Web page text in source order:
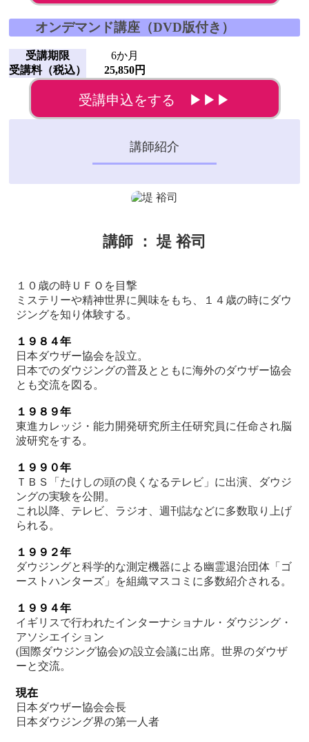
オンデマンド講座（DVD版付き）
受講期限
6か月
受講料（税込）
25,850円
受講申込をする ▶▶▶
講師紹介
講師 ： 堤 裕司
１０歳の時ＵＦＯを目撃
ミステリーや精神世界に興味をもち、１４歳の時にダウ
ジングを知り体験する。
１９８４年
日本ダウザー協会を設立。
日本でのダウジングの普及とともに海外のダウザー協会
とも交流を図る。
１９８９年
東進カレッジ・能力開発研究所主任研究員に任命され脳
波研究をする。
１９９０年
ＴＢＳ「たけしの頭の良くなるテレビ」に出演、ダウジ
ングの実験を公開。
これ以降、テレビ、ラジオ、週刊誌などに多数取り上げ
られる。
１９９２年
ダウジングと科学的な測定機器による幽霊退治団体「ゴ
ーストハンターズ」を組織マスコミに多数紹介される。
１９９４年
イギリスで行われたインターナショナル・ダウジング・
アソシエイション
(国際ダウジング協会)の設立会議に出席。世界のダウザ
ーと交流。
現在
日本ダウザー協会会長
日本ダウジング界の第一人者